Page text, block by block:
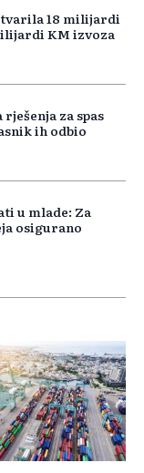
18 milijardi
KM izvoza
za spas
ih odbio
u mlade: Za
osigurano